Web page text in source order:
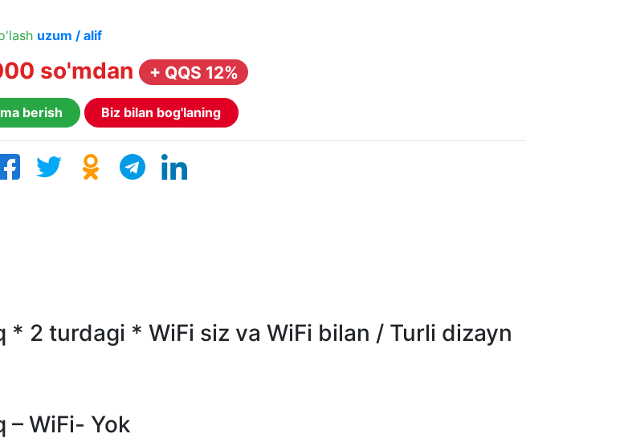
uzum / alif
so'mdan + QQS 12%
berish Biz bilan bog'laning
2 turdagi * WiFi siz va WiFi bilan / Turli dizayn
– WiFi- Yok